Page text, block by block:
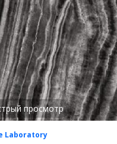
просмотр
Laboratory